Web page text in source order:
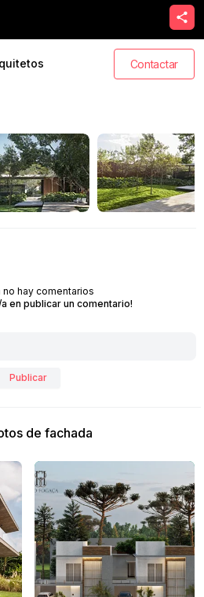
Contactar
no hay comentarios
en publicar un comentario!
Publicar
de fachada